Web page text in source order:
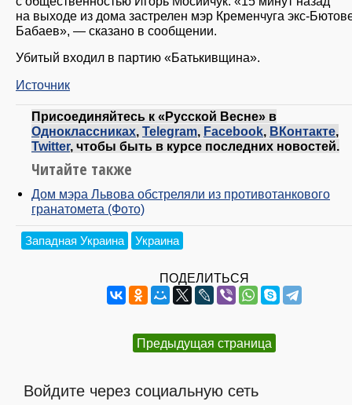
на выходе из дома застрелен мэр Кременчуга экс-
Бабаев», — сказано в сообщении.
Убитый входил в партию «Батькивщина».
Источник
Присоединяйтесь к «Русской Весне» в
Одноклассниках, Telegram, Facebook, ВКонтакте,
Twitter, чтобы быть в курсе последних новостей.
Читайте также
Дом мэра Львова обстреляли из противотанкового
гранатомета (Фото)
Западная Украина Украина
ПОДЕЛИТЬСЯ
Предыдущая страница
Войдите через социальную сеть